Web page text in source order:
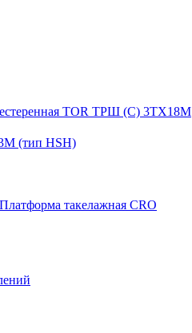
TOR ТРШ (C) 3ТХ18М
(тип HSH)
Платформа такелажная CRO